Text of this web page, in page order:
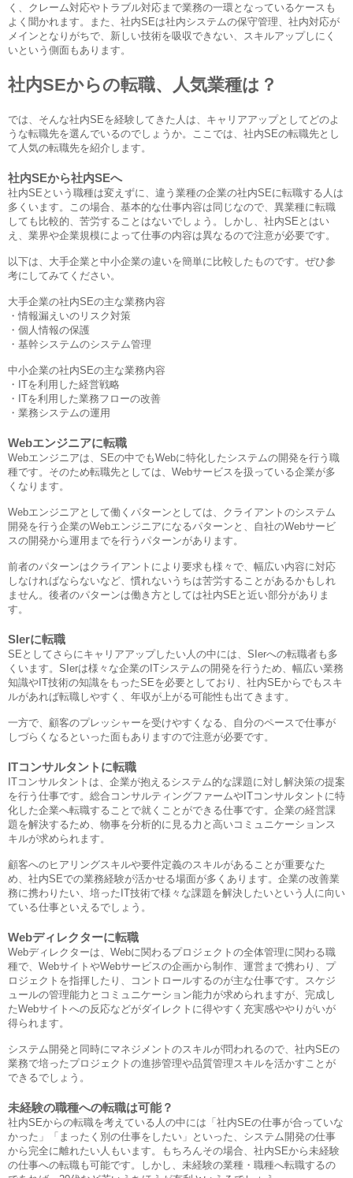
く、クレーム対応やトラブル対応まで業務の一環となっているケースも
よく聞かれます。また、社内SEは社内システムの保守管理、社内対応が
メインとなりがちで、新しい技術を吸収できない、スキルアップしにく
いという側面もあります。
社内SEからの転職、人気業種は？
では、そんな社内SEを経験してきた人は、キャリアアップとしてどのよ
うな転職先を選んでいるのでしょうか。ここでは、社内SEの転職先とし
て人気の転職先を紹介します。
社内SEから社内SEへ
社内SEという職種は変えずに、違う業種の企業の社内SEに転職する人は
多くいます。この場合、基本的な仕事内容は同じなので、異業種に転職
しても比較的、苦労することはないでしょう。しかし、社内SEとはい
え、業界や企業規模によって仕事の内容は異なるので注意が必要です。
以下は、大手企業と中小企業の違いを簡単に比較したものです。ぜひ参
考にしてみてください。
大手企業の社内SEの主な業務内容
・情報漏えいのリスク対策
・個人情報の保護
・基幹システムのシステム管理
中小企業の社内SEの主な業務内容
・ITを利用した経営戦略
・ITを利用した業務フローの改善
・業務システムの運用
Webエンジニアに転職
Webエンジニアは、SEの中でもWebに特化したシステムの開発を行う職
種です。そのため転職先としては、Webサービスを扱っている企業が多
くなります。
Webエンジニアとして働くパターンとしては、クライアントのシステム
開発を行う企業のWebエンジニアになるパターンと、自社のWebサービ
スの開発から運用までを行うパターンがあります。
前者のパターンはクライアントにより要求も様々で、幅広い内容に対応
しなければならないなど、慣れないうちは苦労することがあるかもしれ
ません。後者のパターンは働き方としては社内SEと近い部分がありま
す。
Slerに転職
SEとしてさらにキャリアアップしたい人の中には、SIerへの転職者も多
くいます。SIerは様々な企業のITシステムの開発を行うため、幅広い業務
知識やIT技術の知識をもったSEを必要としており、社内SEからでもスキ
ルがあれば転職しやすく、年収が上がる可能性も出てきます。
一方で、顧客のプレッシャーを受けやすくなる、自分のペースで仕事が
しづらくなるといった面もありますので注意が必要です。
ITコンサルタントに転職
ITコンサルタントは、企業が抱えるシステム的な課題に対し解決策の提案
を行う仕事です。総合コンサルティングファームやITコンサルタントに特
化した企業へ転職することで就くことができる仕事です。企業の経営課
題を解決するため、物事を分析的に見る力と高いコミュニケーションス
キルが求められます。
顧客へのヒアリングスキルや要件定義のスキルがあることが重要なた
め、社内SEでの業務経験が活かせる場面が多くあります。企業の改善業
務に携わりたい、培ったIT技術で様々な課題を解決したいという人に向い
ている仕事といえるでしょう。
Webディレクターに転職
Webディレクターは、Webに関わるプロジェクトの全体管理に関わる職
種で、WebサイトやWebサービスの企画から制作、運営まで携わり、プ
ロジェクトを指揮したり、コントロールするのが主な仕事です。スケジ
ュールの管理能力とコミュニケーション能力が求められますが、完成し
たWebサイトへの反応などがダイレクトに得やすく充実感ややりがいが
得られます。
システム開発と同時にマネジメントのスキルが問われるので、社内SEの
業務で培ったプロジェクトの進捗管理や品質管理スキルを活かすことが
できるでしょう。
未経験の職種への転職は可能？
社内SEからの転職を考えている人の中には「社内SEの仕事が合っていな
かった」「まったく別の仕事をしたい」といった、システム開発の仕事
から完全に離れたい人もいます。もちろんその場合、社内SEから未経験
の仕事への転職も可能です。しかし、未経験の業種・職種へ転職するの